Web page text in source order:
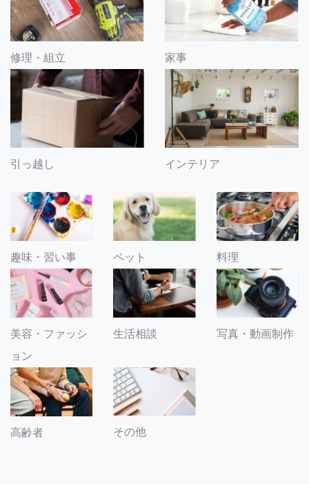
修理・組立 家事
引っ越し インテリア
趣味・習い事 ペット 料理
美容・ファッシ
ョン
生活相談 写真・動画制作
高齢者 その他